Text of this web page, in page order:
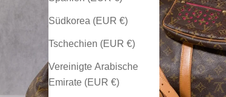
Südkorea (EUR €)
Tschechien (EUR €)
Vereinigte Arabische
Emirate (EUR €)